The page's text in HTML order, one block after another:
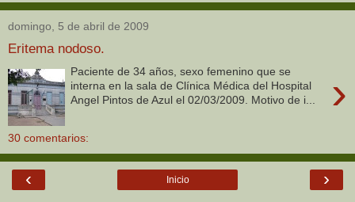
domingo, 5 de abril de 2009
Eritema nodoso.
›
Paciente de 34 años, sexo femenino que se
interna en la sala de Clínica Médica del Hospital
Angel Pintos de Azul el 02/03/2009. Motivo de i...
30 comentarios:
‹ ›
Inicio